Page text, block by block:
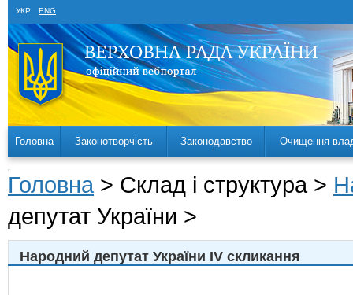
УКР ENG
Головна Законотворчість Законодавство Очищення
Головна > Склад і структура >
депутат України >
Народний депутат України IV скликання